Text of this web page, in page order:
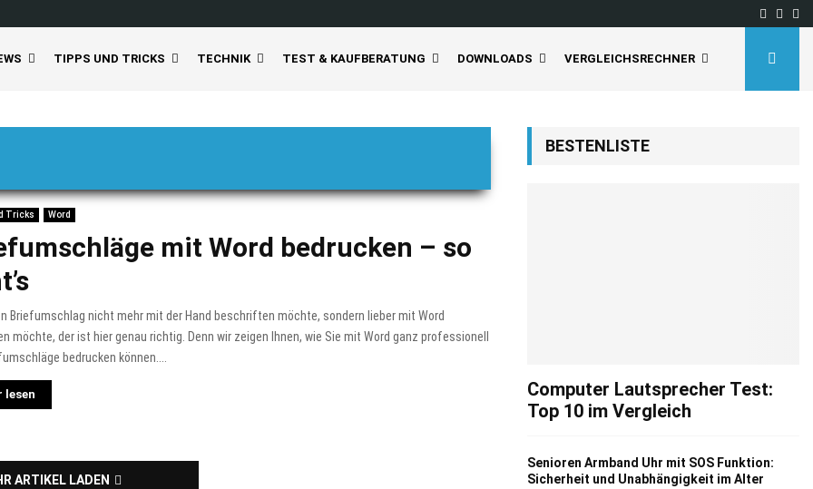
TIPPS UND TRICKS TECHNIK TEST & KAUFBERATUNG DOWNLOADS VERGLEICHSRECHNER
Tricks Word
mit Word bedrucken – so
Briefumschlag nicht mehr mit der Hand beschriften möchte, sondern lieber mit Word
möchte, der ist hier genau richtig. Denn wir zeigen Ihnen, wie Sie mit Word ganz professionell
bedrucken können....
lesen
ARTIKEL LADEN
BESTENLISTE
Computer Lautsprecher Test:
Top 10 im Vergleich
Senioren Armband Uhr mit SOS Funktion:
Sicherheit und Unabhängigkeit im Alter